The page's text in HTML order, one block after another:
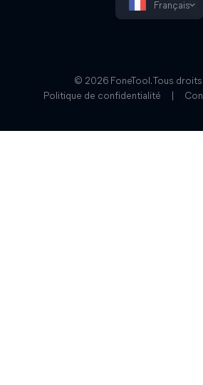
Français
© 2026 FoneTool. Tous
Politique de confidentialité